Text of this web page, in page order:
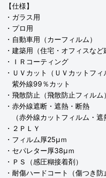
【仕様】
・ガラス用
・プロ用
・自動車用（カーフィルム）
・建築用（住宅・オフィスなど
・ＩＲコーティング
・ＵＶカット（ＵＶカットフィ
紫外線99％カット
・飛散防止（飛散防止フィルム）
・赤外線遮断・遮熱・断熱
（赤外線カットフィルム・遮
・２ＰＬＹ
・フィルム厚25μｍ
・セパレター厚38μｍ
・ＰＳ（感圧糊接着剤）
・耐傷ハードコート（傷つき防